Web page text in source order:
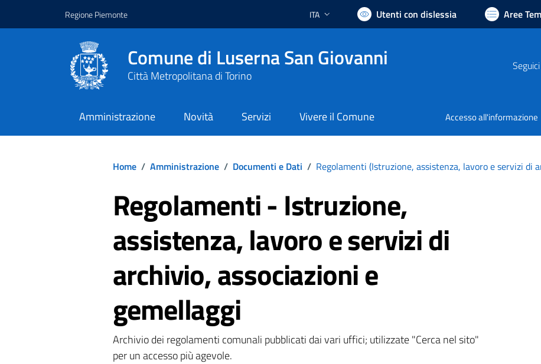
Regione Piemonte Lingua attiva:
ITA Utenti con dislessia Aree
Comune di Luserna San Giovanni
Città Metropolitana di Torino
Amministrazione Novità Servizi Vivere il Comune Accesso all'informazione
Home / Amministrazione / Documenti e Dati / Regolamenti (Istruzione, assistenza, lavoro e servizi di
Regolamenti - Istruzione,
assistenza, lavoro e servizi di
archivio, associazioni e
gemellaggi
Archivio dei regolamenti comunali pubblicati dai vari uffici; utilizzate "Cerca nel sito"
per un accesso più agevole.